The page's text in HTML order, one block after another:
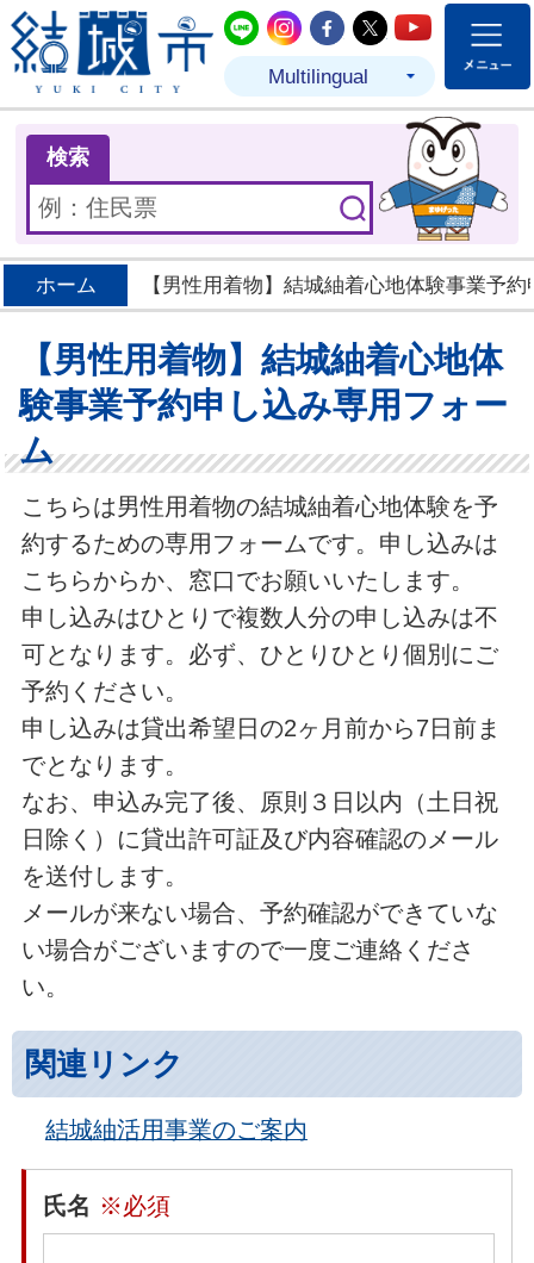
結城市公式LINE
結城市公式Instagram
結城市公式
結城市公式
結城市
Multilingual
検索
ホーム 【男性用着物】結城紬着心地体験事業予
【男性用着物】結城紬着心地体
験事業予約申し込み専用フォー
ム
こちらは男性用着物の結城紬着心地体験を予
約するための専用フォームです。申し込みは
こちらからか、窓口でお願いいたします。
申し込みはひとりで複数人分の申し込みは不
可となります。必ず、ひとりひとり個別にご
予約ください。
申し込みは貸出希望日の2ヶ月前から7日前ま
でとなります。
なお、申込み完了後、原則３日以内（土日祝
日除く）に貸出許可証及び内容確認のメール
を送付します。
メールが来ない場合、予約確認ができていな
い場合がございますので一度ご連絡くださ
い。
関連リンク
結城紬活用事業のご案内
氏名 ※必須